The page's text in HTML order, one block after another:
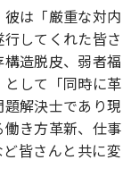
は「厳重な対内
してくれた皆さ
造脱皮、弱者福
して「同時に革
解決士であり現
き方革新、仕事
皆さんと共に変